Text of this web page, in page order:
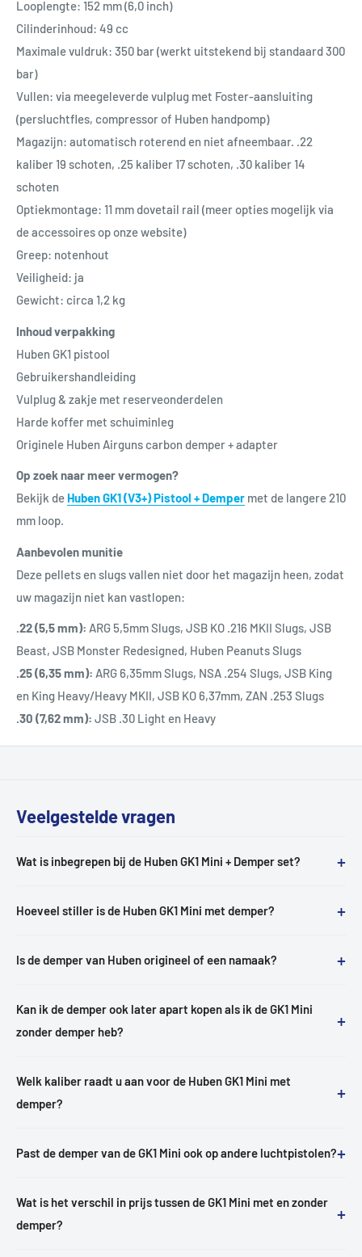
Looplengte: 152 mm (6,0 inch)
Cilinderinhoud: 49 cc
Maximale vuldruk: 350 bar (werkt uitstekend bij standaard 300
bar)
Vullen: via meegeleverde vulplug met Foster-aansluiting
(persluchtfles, compressor of Huben handpomp)
Magazijn: automatisch roterend en niet afneembaar. .22
kaliber 19 schoten, .25 kaliber 17 schoten, .30 kaliber 14
schoten
Optiekmontage: 11 mm dovetail rail (meer opties mogelijk via
de accessoires op onze website)
Greep: notenhout
Veiligheid: ja
Gewicht: circa 1,2 kg
Inhoud verpakking
Huben GK1 pistool
Gebruikershandleiding
Vulplug & zakje met reserveonderdelen
Harde koffer met schuiminleg
Originele Huben Airguns carbon demper + adapter
Op zoek naar meer vermogen?
Bekijk de Huben GK1 (V3+) Pistool + Demper met de langere 210
mm loop.
Aanbevolen munitie
Deze pellets en slugs vallen niet door het magazijn heen, zodat
uw magazijn niet kan vastlopen:
.22 (5,5 mm): ARG 5,5mm Slugs, JSB KO .216 MKII Slugs, JSB
Beast, JSB Monster Redesigned, Huben Peanuts Slugs
.25 (6,35 mm): ARG 6,35mm Slugs, NSA .254 Slugs, JSB King
en King Heavy/Heavy MKII, JSB KO 6,37mm, ZAN .253 Slugs
.30 (7,62 mm): JSB .30 Light en Heavy
Veelgestelde vragen
Wat is inbegrepen bij de Huben GK1 Mini + Demper set? +
Hoeveel stiller is de Huben GK1 Mini met demper? +
Is de demper van Huben origineel of een namaak? +
Kan ik de demper ook later apart kopen als ik de GK1 Mini
zonder demper heb?
+
Welk kaliber raadt u aan voor de Huben GK1 Mini met
demper?
+
Past de demper van de GK1 Mini ook op andere luchtpistolen?+
Wat is het verschil in prijs tussen de GK1 Mini met en zonder
demper?
+